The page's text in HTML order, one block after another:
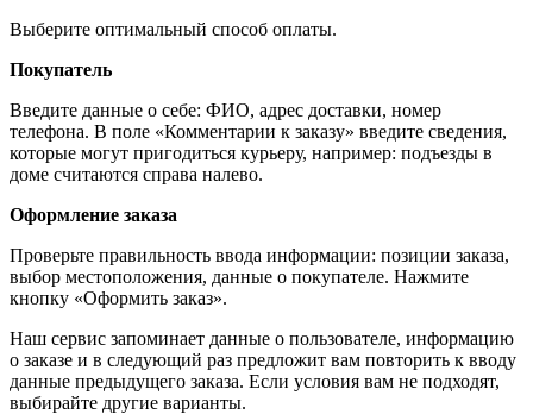
Выберите оптимальный способ оплаты.
Покупатель
Введите данные о себе: ФИО, адрес доставки, номер
телефона. В поле «Комментарии к заказу» введите сведения,
которые могут пригодиться курьеру, например: подъезды в
доме считаются справа налево.
Оформление заказа
Проверьте правильность ввода информации: позиции заказа,
выбор местоположения, данные о покупателе. Нажмите
кнопку «Оформить заказ».
Наш сервис запоминает данные о пользователе, информацию
о заказе и в следующий раз предложит вам повторить к вводу
данные предыдущего заказа. Если условия вам не подходят,
выбирайте другие варианты.